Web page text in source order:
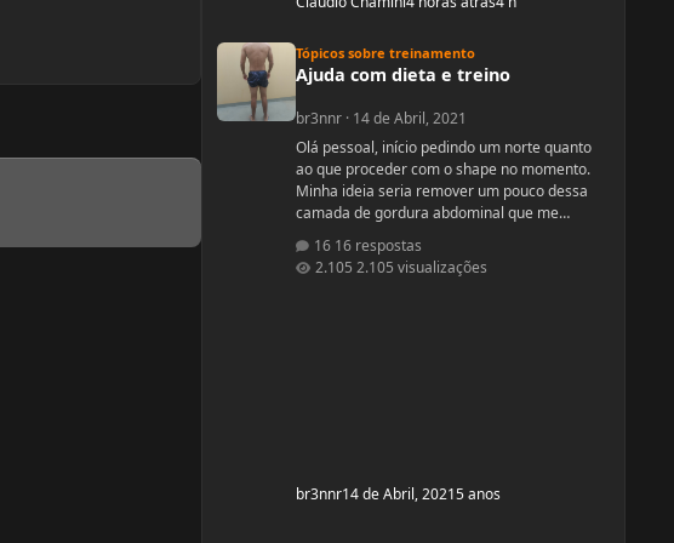
Tópicos sobre treinamento
Ajuda com dieta e treino
br3nnr· 14 de Abril, 2021
Olá pessoal, início pedindo um norte quanto
ao que proceder com o shape no momento.
Minha ideia seria remover um pouco dessa
camada de gordura abdominal que me
season bem feito. Fiquem a vontade pra
ajudar! Idade: 24 Altura: 187 Peso: 80
16 respostas
2.105 visualizações
br3nnr14 de Abril, 20215 anos